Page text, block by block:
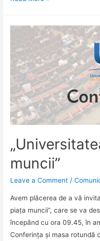
spre
UVT”.
Elevii
din
cinci
licee
timișene
beneficiază
consiliere
orientare
vocațională
muncii”
Leave a Comment /
Avem plăcerea de a vă
piața muncii”, care se va
începând cu ora 09.45, în
Conferința și masa rotundă